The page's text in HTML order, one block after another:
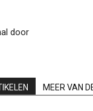
door
MEER VAN